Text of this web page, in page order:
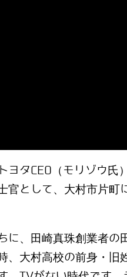
タCEO（モリゾウ氏
として、大村市片町
に、田崎真珠創業者の
、大村高校の前身・旧